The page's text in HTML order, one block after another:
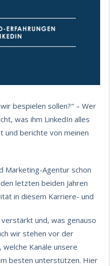
bespielen sollen?" – Wer
was ihm LinkedIn alles
und berichte von meinen
Marketing-Agentur schon
letzten beiden Jahren
in diesem Karriere- und
und, was genauso
wir stehen vor der
welche Kanäle unsere
besten unterstützen. Hier